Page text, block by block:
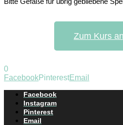
Zum Kurs
0
FacebookPinterestEmail
Facebook
Instagram
Pinterest
Email